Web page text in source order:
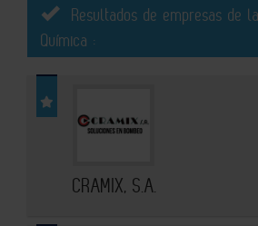
Resultados de empresas de
Química :
CRAMIX, S.A.